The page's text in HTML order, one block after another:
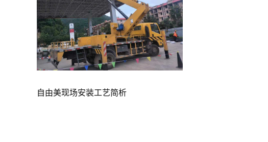
自由美现场安装工艺简析